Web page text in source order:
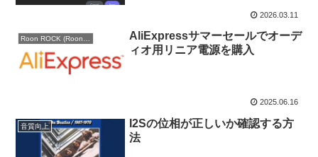
2026.03.11
Roon ROCK (Roon Optimized Core Kit)
AliExpressサマーセールでオーデ
ィオ用リニア電源を購入
2025.06.16
音質向上
I2Sの位相が正しいか確認する方
法